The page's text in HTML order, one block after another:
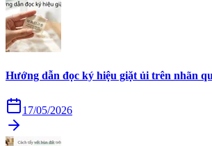
Hướng dẫn đọc ký hiệu giặt ủi trên nhãn
17/05/2026